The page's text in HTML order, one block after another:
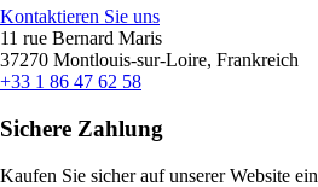
Kontaktieren Sie uns
11 rue Bernard Maris
37270 Montlouis-sur-Loire, Frankreich
+33 1 86 47 62 58
Sichere Zahlung
Kaufen Sie sicher auf unserer Website ein